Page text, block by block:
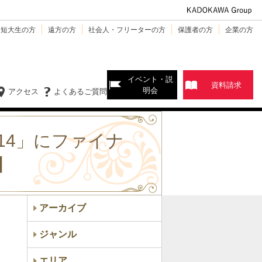
大生の方 遠方の方 社会人・フリーターの方 保護者の方 企業の方
よくあるご質問
アクセス
イベント・説
明会
資料請求
」にファイナ
アーカイブ
ジャンル